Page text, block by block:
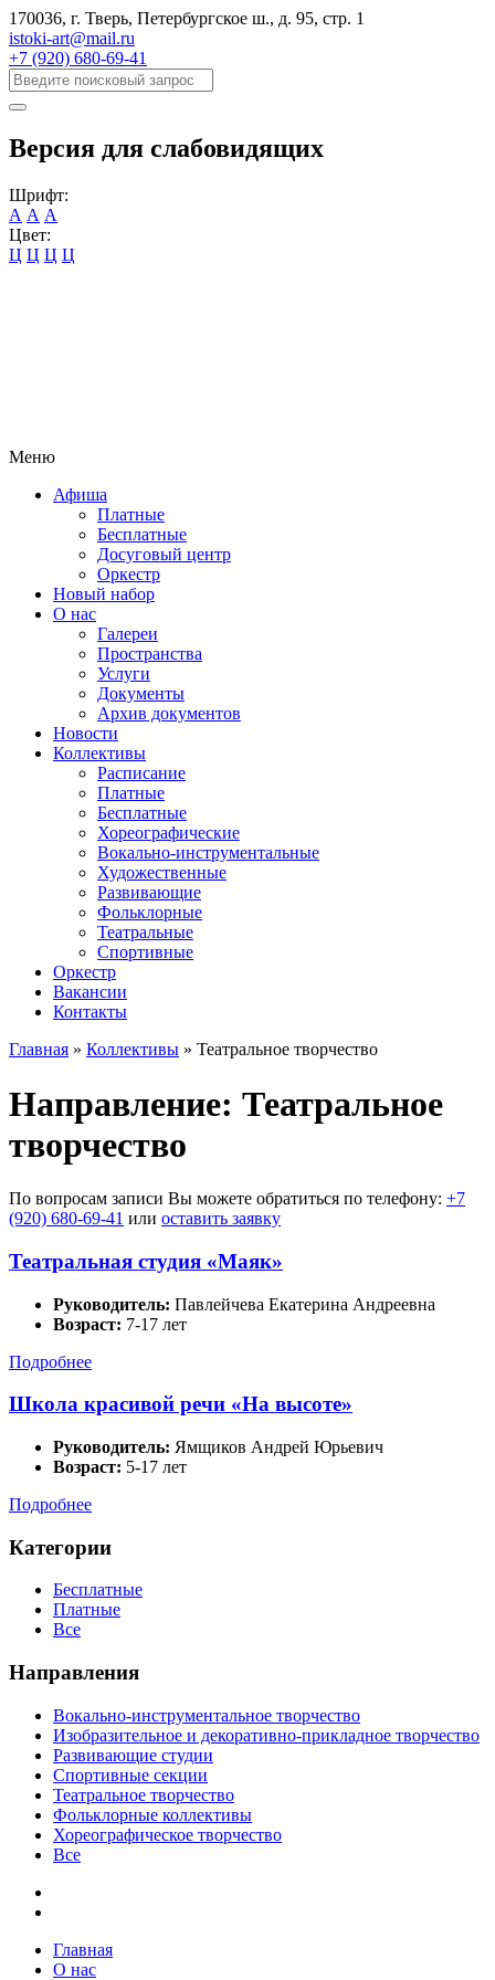
170036, г. Тверь, Петербургское ш., д. 95, cтр. 1
istoki-art@mail.ru
+7 (920) 680-69-41
Версия для слабовидящих
Шрифт:
А А А
Цвет:
Ц Ц Ц Ц
Меню
Афиша
Платные
Бесплатные
Досуговый центр
Оркестр
Новый набор
О нас
Галереи
Пространства
Услуги
Документы
Архив документов
Новости
Коллективы
Расписание
Платные
Бесплатные
Хореографические
Вокально-инструментальные
Художественные
Развивающие
Фольклорные
Театральные
Спортивные
Оркестр
Вакансии
Контакты
Главная » Коллективы » Театральное творчество
Направление: Театральное
творчество
По вопросам записи Вы можете обратиться по телефону: +7
(920) 680-69-41 или оставить заявку
Театральная студия «Маяк»
Руководитель: Павлейчева Екатерина Андреевна
Возраст: 7-17 лет
Подробнее
Школа красивой речи «На высоте»
Руководитель: Ямщиков Андрей Юрьевич
Возраст: 5-17 лет
Подробнее
Категории
Бесплатные
Платные
Все
Направления
Вокально-инструментальное творчество
Изобразительное и декоративно-прикладное творчество
Развивающие студии
Спортивные секции
Театральное творчество
Фольклорные коллективы
Хореографическое творчество
Все
Главная
О нас